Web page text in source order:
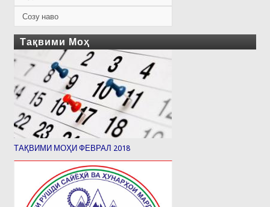
Созу наво
Тақвими Моҳ
ТАҚВИМИ МОҲИ ФЕВРАЛ 2018